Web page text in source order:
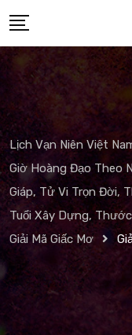
to
content
Lịch Vạn Niên Việt
Giờ Hoàng Đạo Theo
Giáp, Tử Vi Trọn Đời,
Tuổi Xây Dựng,
Giải Mã Giấc Mơ